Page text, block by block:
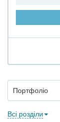
Портфоліо
Всі розділи